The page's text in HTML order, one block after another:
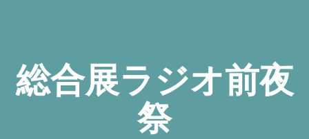
総合展ラジオ前夜
祭